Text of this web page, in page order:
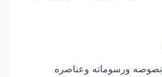
ورسوماته وعناصره